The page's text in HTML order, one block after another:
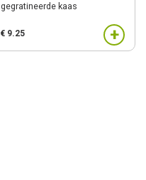
gegratineerde kaas
€ 9.25 +